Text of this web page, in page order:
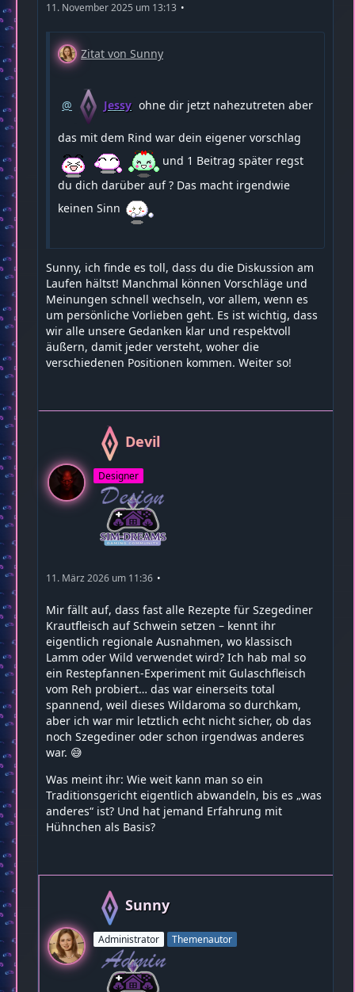
11. November 2025 um 13:13
Zitat von Sunny
Jessy ohne dir jetzt nahezutreten aber
das mit dem Rind war dein eigener vorschlag
und 1 Beitrag später regst
du dich darüber auf ? Das macht irgendwie
keinen Sinn
Sunny, ich finde es toll, dass du die Diskussion am
Laufen hältst! Manchmal können Vorschläge und
Meinungen schnell wechseln, vor allem, wenn es
um persönliche Vorlieben geht. Es ist wichtig, dass
wir alle unsere Gedanken klar und respektvoll
äußern, damit jeder versteht, woher die
verschiedenen Positionen kommen. Weiter so!
Devil
Designer
11. März 2026 um 11:36
Mir fällt auf, dass fast alle Rezepte für Szegediner
Krautfleisch auf Schwein setzen – kennt ihr
eigentlich regionale Ausnahmen, wo klassisch
Lamm oder Wild verwendet wird? Ich hab mal so
ein Restepfannen-Experiment mit Gulaschfleisch
vom Reh probiert… das war einerseits total
spannend, weil dieses Wildaroma so durchkam,
aber ich war mir letztlich echt nicht sicher, ob das
noch Szegediner oder schon irgendwas anderes
war. 😅
Was meint ihr: Wie weit kann man so ein
Traditionsgericht eigentlich abwandeln, bis es „was
anderes“ ist? Und hat jemand Erfahrung mit
Hühnchen als Basis?
Sunny
Administrator Themenautor